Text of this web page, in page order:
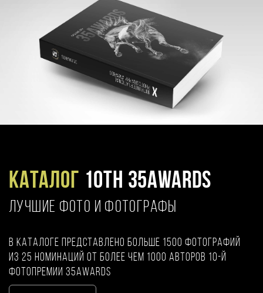
Каталог 10TH 35AWARDS
ЛУЧШИЕ ФОТО И ФОТОГРАФЫ
В каталоге представлено больше 1500 фотографий
из 25 номинаций от более чем 1000 авторов 10-й
фотопремии 35AWARDS